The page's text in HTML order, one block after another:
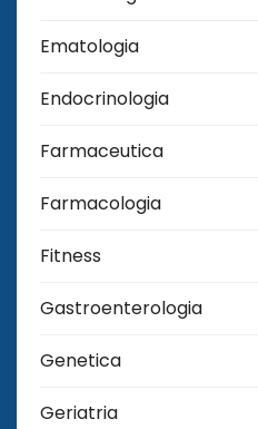
Ematologia
Endocrinologia
Farmaceutica
Farmacologia
Fitness
Gastroenterologia
Genetica
Geriatria